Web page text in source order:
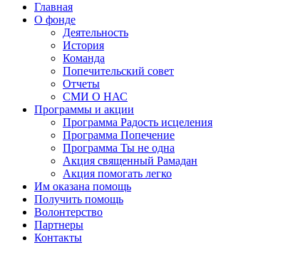
Главная
О фонде
Деятельность
История
Команда
Попечительский совет
Отчеты
СМИ О НАС
Программы и акции
Программа Радость исцеления
Программа Попечение
Программа Ты не одна
Акция священный Рамадан
Акция помогать легко
Им оказана помощь
Получить помощь
Волонтерство
Партнеры
Контакты